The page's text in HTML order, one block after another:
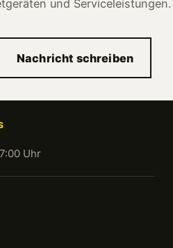
und Serviceleistungen.
Nachricht schreiben
Uhr